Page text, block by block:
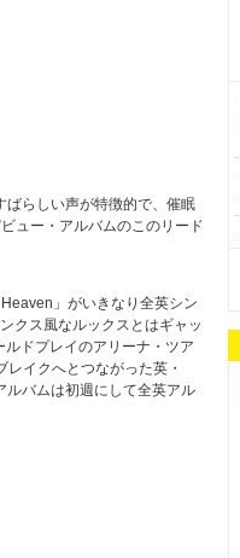
ばらしい声が特徴的で、催眠
ュー・アルバムのこのリード
」がいきなり全英シン
クス風なルックスとはギャッ
ドプレイのアリーナ・ツア
イクへとつながった英・
ルバムは初週にして全英アル